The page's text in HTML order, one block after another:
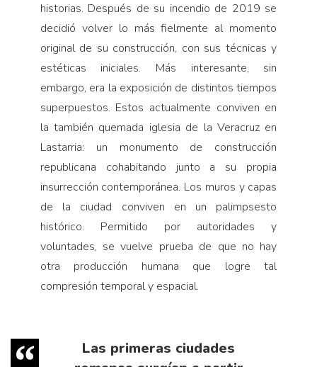
historias. Después de su incendio de 2019 se
decidió volver lo más fielmente al momento
original de su construcción, con sus técnicas y
estéticas iniciales. Más interesante, sin
embargo, era la exposición de distintos tiempos
superpuestos. Estos actualmente conviven en
la también quemada iglesia de la Veracruz en
Lastarria: un monumento de construcción
republicana cohabitando junto a su propia
insurrección contemporánea. Los muros y capas
de la ciudad conviven en un palimpsesto
histórico. Permitido por autoridades y
voluntades, se vuelve prueba de que no hay
otra producción humana que logre tal
compresión temporal y espacial.
Las primeras ciudades